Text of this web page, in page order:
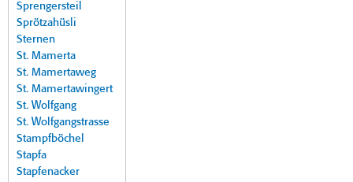
Sprengersteil
Sprötzahüsli
Sternen
St. Mamerta
St. Mamertaweg
St. Mamertawingert
St. Wolfgang
St. Wolfgangstrasse
Stampfböchel
Stapfa
Stapfenacker